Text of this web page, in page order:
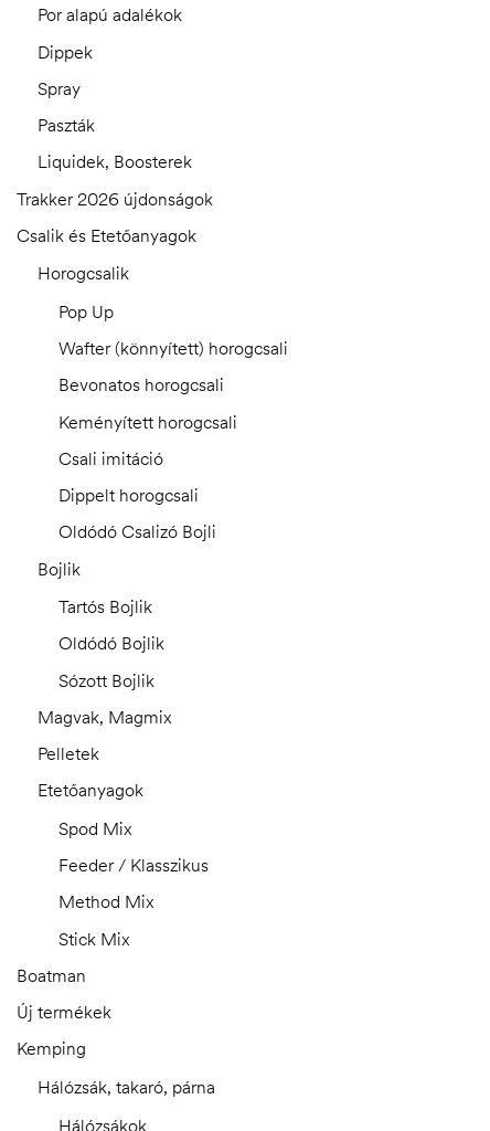
Por alapú adalékok
Dippek
Spray
Paszták
Liquidek, Boosterek
Trakker 2026 újdonságok
Csalik és Etetőanyagok
Horogcsalik
Pop Up
Wafter (könnyített) horogcsali
Bevonatos horogcsali
Keményített horogcsali
Csali imitáció
Dippelt horogcsali
Oldódó Csalizó Bojli
Bojlik
Tartós Bojlik
Oldódó Bojlik
Sózott Bojlik
Magvak, Magmix
Pelletek
Etetőanyagok
Spod Mix
Feeder / Klasszikus
Method Mix
Stick Mix
Boatman
Új termékek
Kemping
Hálózsák, takaró, párna
Hálózsákok